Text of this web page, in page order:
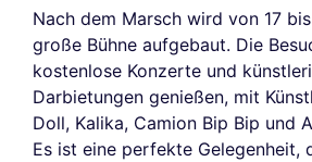
Nach dem Marsch wird von 17
große Bühne aufgebaut. Die
kostenlose Konzerte und
Darbietungen genießen, mit
Doll, Kalika, Camion Bip Bip und
Es ist eine perfekte Gelegenheit,